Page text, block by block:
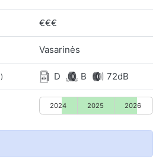
€€€
Vasarinės
D B 72dB
2024 2025 2026